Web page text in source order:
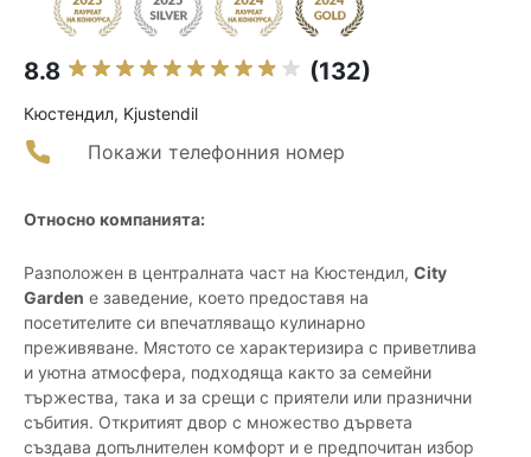
8.8 (132)
Кюстендил, Kjustendil
Покажи телефонния номер
Относно компанията:
Разположен в централната част на Кюстендил, City
Garden е заведение, което предоставя на
посетителите си впечатляващо кулинарно
преживяване. Мястото се характеризира с приветлива
и уютна атмосфера, подходяща както за семейни
тържества, така и за срещи с приятели или празнични
събития. Откритият двор с множество дървета
създава допълнителен комфорт и е предпочитан избор